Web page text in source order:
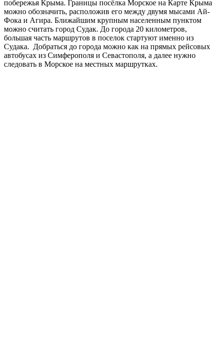
побережья Крыма. Границы посёлка Морское на Карте Крыма
можно обозначить, расположив его между двумя мысами Ай-
Фока и Агира. Ближайшим крупным населенным пунктом
можно считать город Судак. До города 20 километров,
большая часть маршрутов в поселок стартуют именно из
Судака. Добраться до города можно как на прямых рейсовых
автобусах из Симферополя и Севастополя, а далее нужно
следовать в Морское на местных маршрутках.